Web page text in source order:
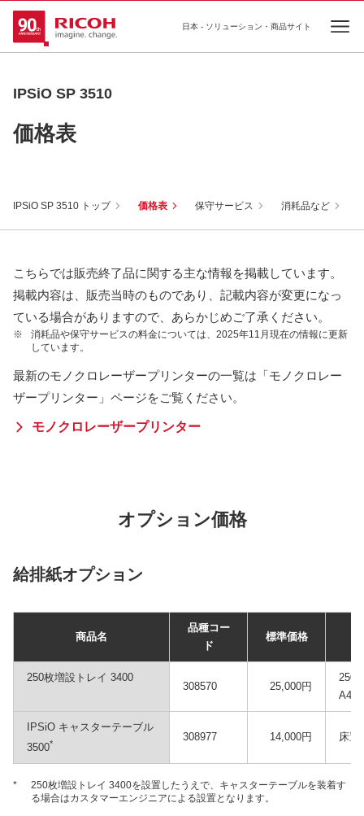
日本 - ソリューション・商品サイト
IPSiO SP 3510
価格表
IPSiO SP 3510 トップ 価格表 保守サービス 消耗品など
こちらでは販売終了品に関する主な情報を掲載しています。
掲載内容は、販売当時のものであり、記載内容が変更になっ
ている場合がありますので、あらかじめご了承ください。
※
消耗品や保守サービスの料金については、2025年11月現在の情報に更新
しています。
最新のモノクロレーザープリンターの一覧は「モノクロレー
ザープリンター」ページをご覧ください。
モノクロレーザープリンター
オプション価格
給排紙オプション
商品名
品種コー
ド
標準価格
250枚増設トレイ 3400
308570 25,000円
250
A4
IPSiO キャスターテーブル
3500*
308977 14,000円 床置
*
250枚増設トレイ 3400を設置したうえで、キャスターテーブルを装着す
る場合はカスタマーエンジニアによる設置となります。